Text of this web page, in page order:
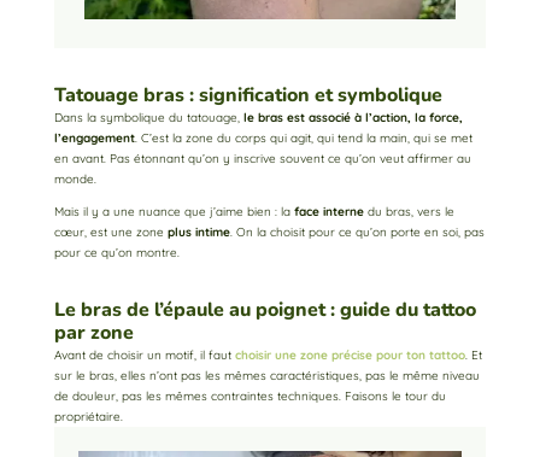
Tatouage bras : signification et symbolique
Dans la symbolique du tatouage, le bras est associé à l’action, la force,
l’engagement. C’est la zone du corps qui agit, qui tend la main, qui se met
en avant. Pas étonnant qu’on y inscrive souvent ce qu’on veut affirmer au
monde.
Mais il y a une nuance que j’aime bien : la face internedu bras, vers le
cœur, est une zone plus intime. On la choisit pour ce qu’on porte en soi, pas
pour ce qu’on montre.
Le bras de l’épaule au poignet : guide du tattoo
par zone
Avant de choisir un motif, il faut choisir une zone précise pour ton tattoo. Et
sur le bras, elles n’ont pas les mêmes caractéristiques, pas le même niveau
de douleur, pas les mêmes contraintes techniques. Faisons le tour du
propriétaire.